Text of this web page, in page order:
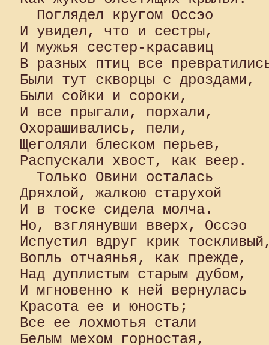
  Поглядел кругом Оссэо
И увидел, что и сестры,
И мужья сестер-красавиц
В разных птиц все
Были тут скворцы с дроздами,
Были сойки и сороки,
И все прыгали, порхали,
Охорашивались, пели,
Щеголяли блеском перьев,
Распускали хвост, как веер.
  Только Овини осталась
Дряхлой, жалкою старухой
И в тоске сидела молча.
Но, взглянувши вверх, Оссэо
Испустил вдруг крик
Вопль отчаянья, как прежде,
Над дуплистым старым дубом,
И мгновенно к ней вернулась
Красота ее и юность;
Все ее лохмотья стали
Белым мехом горностая,